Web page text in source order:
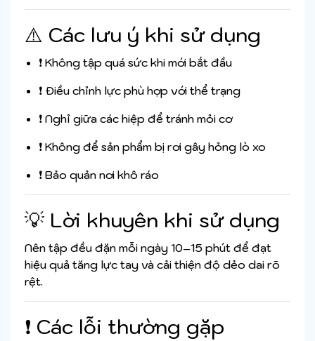
⚠️ Các lưu ý khi sử dụng
❗ Không tập quá sức khi mới bắt đầu
❗ Điều chỉnh lực phù hợp với thể trạng
❗ Nghỉ giữa các hiệp để tránh mỏi cơ
❗ Không để sản phẩm bị rơi gây hỏng lò xo
❗ Bảo quản nơi khô ráo
💡 Lời khuyên khi sử dụng
Nên tập đều đặn mỗi ngày 10–15 phút để đạt
hiệu quả tăng lực tay và cải thiện độ dẻo dai rõ
rệt.
❗ Các lỗi thường gặp